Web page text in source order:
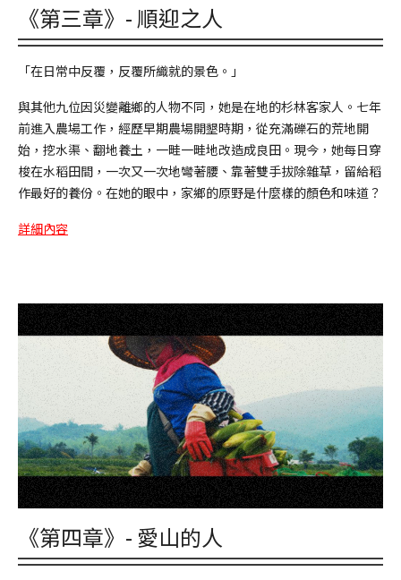
《第三章》- 順迎之人
「在日常中反覆，反覆所織就的景色。」
與其他九位因災變離鄉的人物不同，她是在地的杉林客家人。七年
前進入農場工作，經歷早期農場開墾時期，從充滿礫石的荒地開
始，挖水渠、翻地養土，一畦一畦地改造成良田。現今，她每日穿
梭在水稻田間，一次又一次地彎著腰、靠著雙手拔除雜草，留給稻
作最好的養份。在她的眼中，家鄉的原野是什麼樣的顏色和味道？
詳細內容
《第四章》- 愛山的人